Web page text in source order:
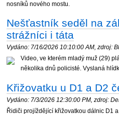
nosníků nového mostu.
Nešťastník seděl na
strážníci i táta
Vydáno: 7/16/2026 10:10:00 AM, zdroj:
Video, ve kterém mladý muž (29)
několika dnů policisté. Vyslaná
Křižovatku u D1 a D2
Vydáno: 7/3/2026 12:30:00 PM, zdroj:
Řidiči projíždějící křižovatkou dálnic D1